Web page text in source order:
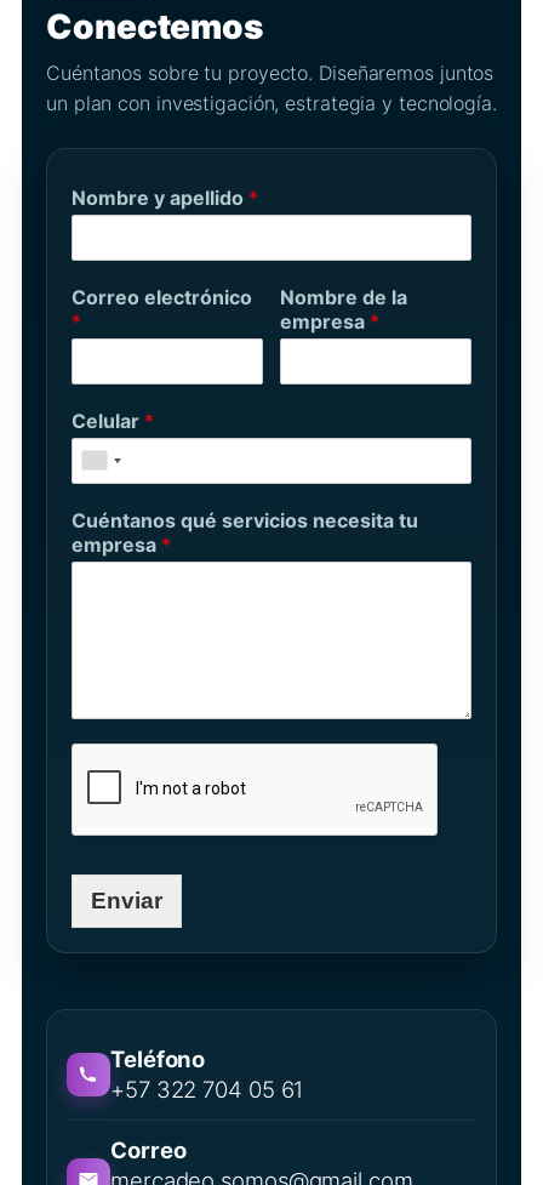
Conectemos
Cuéntanos sobre tu proyecto. Diseñaremos juntos
un plan con investigación, estrategia y tecnología.
Nombre y apellido *
Correo electrónico
*
Nombre de la
empresa *
Celular *
Cuéntanos qué servicios necesita tu
empresa *
Enviar
Teléfono
+57 322 704 05 61
Correo